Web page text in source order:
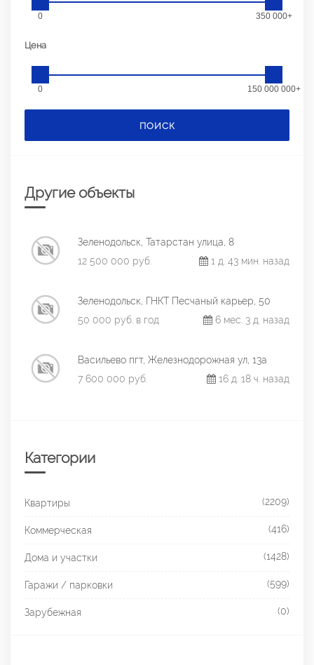
0 350 000+
Цена
0 150 000 000+
ПОИСК
Другие объекты
Зеленодольск, Татарстан улица, 8
12 500 000 руб.
1 д. 43 мин. назад
Зеленодольск, ГНКТ Песчаный карьер, 50
50 000 руб. в год
6 мес. 3 д. назад
Васильево пгт, Железнодорожная ул, 13а
7 600 000 руб.
16 д. 18 ч. назад
Категории
Квартиры (2209)
Коммерческая (416)
Дома и участки (1428)
Гаражи / парковки (599)
Зарубежная (0)